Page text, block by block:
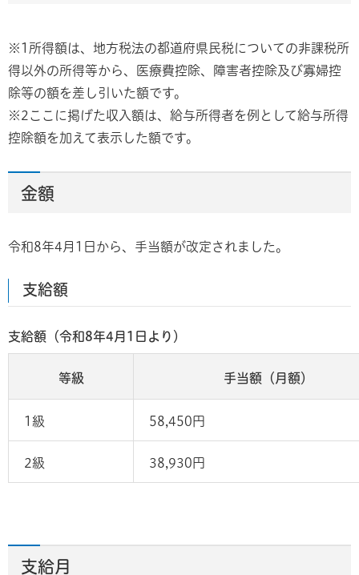
※1所得額は、地方税法の都道府県民税についての非課税所
得以外の所得等から、医療費控除、障害者控除及び寡婦控
除等の額を差し引いた額です。
※2ここに掲げた収入額は、給与所得者を例として給与所得
控除額を加えて表示した額です。
金額
令和8年4月1日から、手当額が改定されました。
支給額
支給額（令和8年4月1日より）
等級 手当額（月額）
1級 58,450円
2級 38,930円
支給月